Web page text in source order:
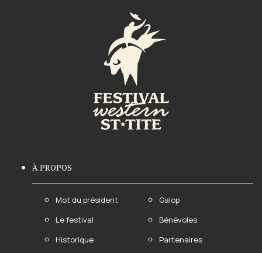
À PROPOS
Mot du président
Le festival
Historique
Galop
Bénévoles
Partenaires